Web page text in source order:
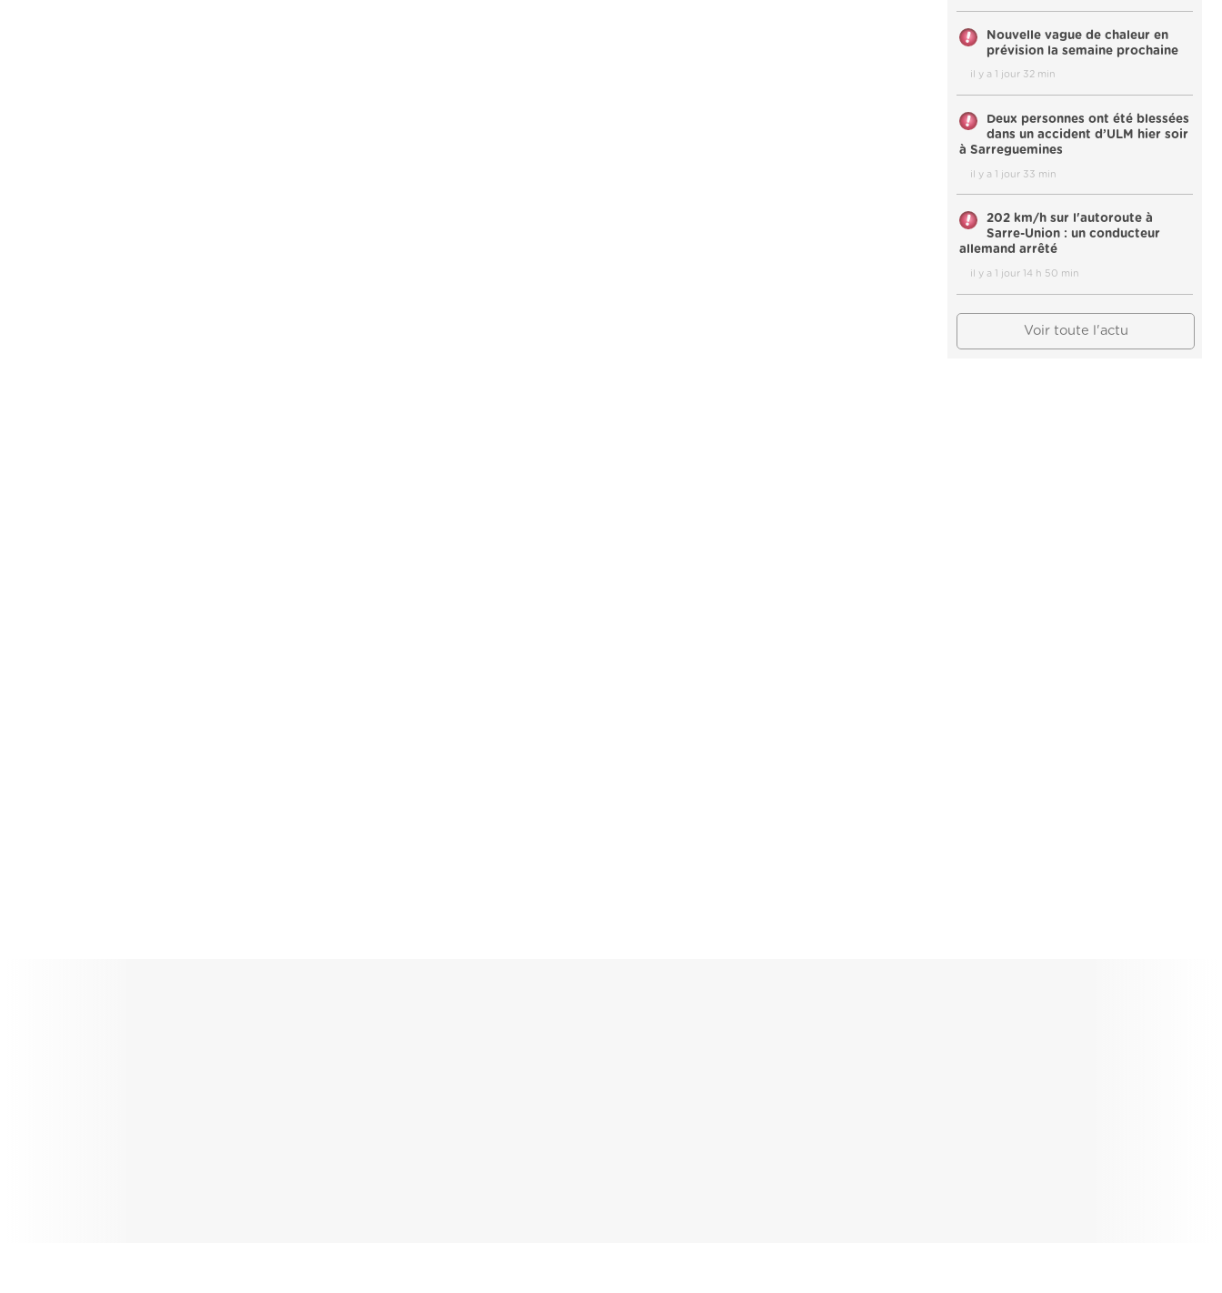
Nouvelle vague de chaleur en
prévision la semaine prochaine
il y a 1 jour 32 min
Deux personnes ont été blessées
dans un accident d’ULM hier soir
à Sarreguemines
il y a 1 jour 33 min
202 km/h sur l'autoroute à
Sarre-Union : un conducteur
allemand arrêté
il y a 1 jour 14 h 50 min
Voir toute l'actu